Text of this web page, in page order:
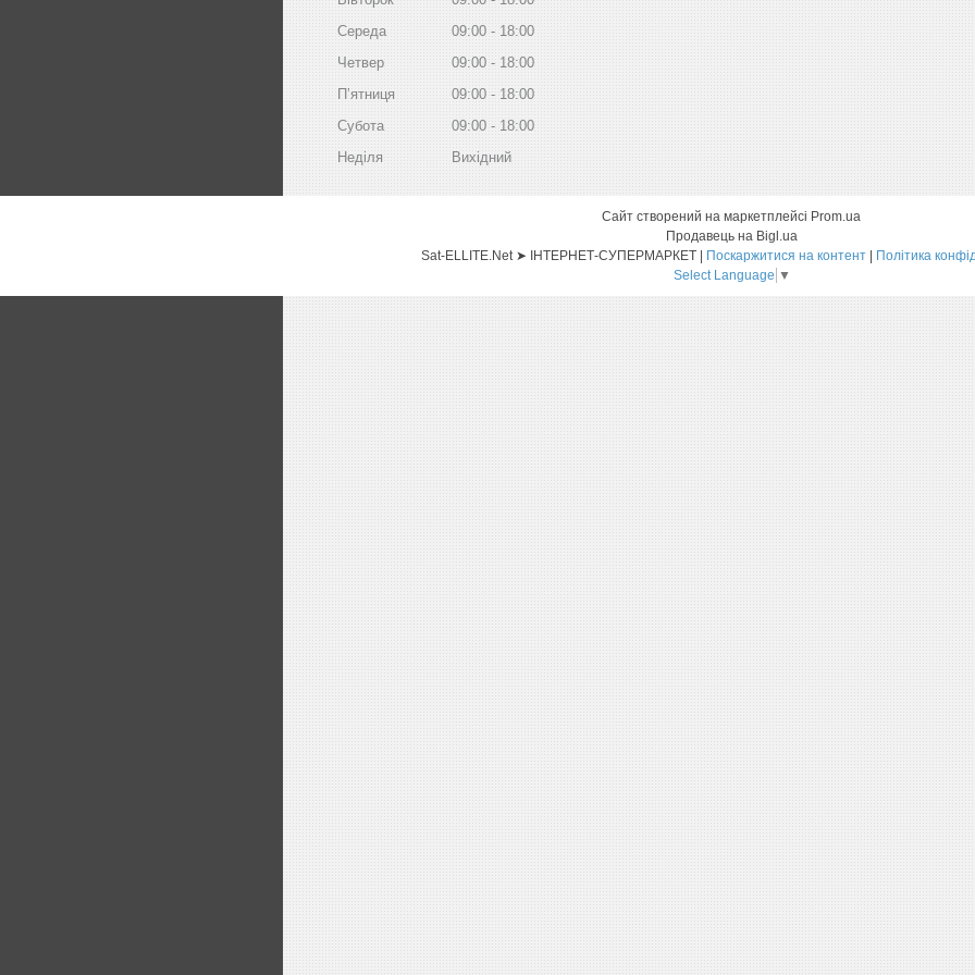
Середа
09:00
18:00
Четвер
09:00
18:00
Пʼятниця
09:00
18:00
Субота
09:00
18:00
Неділя
Вихідний
Сайт створений на маркетплейсі Prom.ua
Продавець на Bigl.ua
Sat-ELLITE.Net ➤ ІНТЕРНЕТ-СУПЕРМАРКЕТ | Поскаржитися на контент | Політика
Select Language ▼